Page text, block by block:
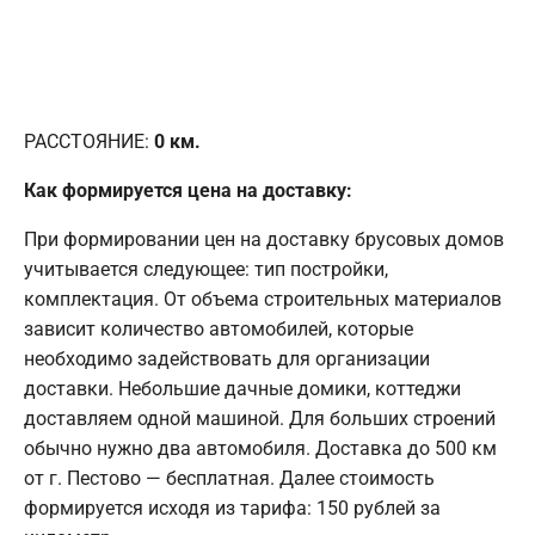
РАССТОЯНИЕ: 0 км.
Как формируется цена на доставку:
При формировании цен на доставку брусовых домов
учитывается следующее: тип постройки,
комплектация. От объема строительных материалов
зависит количество автомобилей, которые
необходимо задействовать для организации
доставки. Небольшие дачные домики, коттеджи
доставляем одной машиной. Для больших строений
обычно нужно два автомобиля. Доставка до 500 км
от г. Пестово — бесплатная. Далее стоимость
формируется исходя из тарифа: 150 рублей за